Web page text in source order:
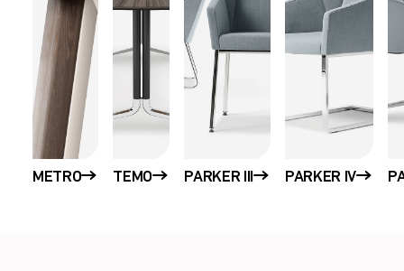
METRO TEMO PARKER III PARKER IV